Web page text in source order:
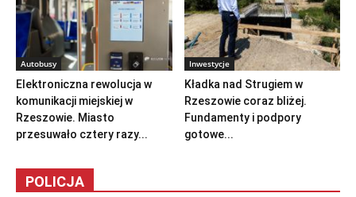
Autobusy
Elektroniczna rewolucja w
komunikacji miejskiej w
Rzeszowie. Miasto
przesuwało cztery razy...
Inwestycje
Kładka nad Strugiem w
Rzeszowie coraz bliżej.
Fundamenty i podpory
gotowe...
POLICJA